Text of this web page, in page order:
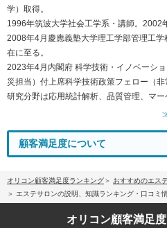
学）取得。
1996年筑波大学社会工学系・講師。2002
2008年4月慶應義塾大学理工学部管理工
在に至る。
2023年4月内閣府 科学技術・イノベーシ
災担当）付上席科学技術政策フェロー（非
研究分野は応用統計解析、品質管理、マー
顧客満足度について
オリコン顧客満足度ランキング おすすめのエス
エステサロンの説明、知識ランキング・口コミ
オリコン顧客満足度